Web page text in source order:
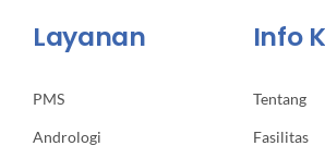
Layanan
PMS
Andrologi
Info
Tentang
Fasilitas